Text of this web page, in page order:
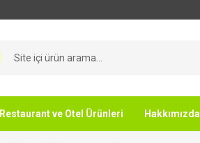
ve Otel Ürünleri Hakkımızda